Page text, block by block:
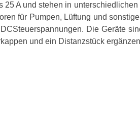
A und stehen in
für Pumpen, Lüftung und
Die Geräte
und ein Distanzstück